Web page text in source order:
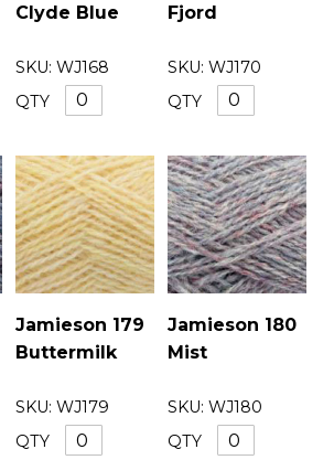
Clyde Blue
SKU: WJ168
QTY
Fjord
SKU: WJ170
QTY
Jamieson 179
Buttermilk
SKU: WJ179
QTY
Jamieson 180
Mist
SKU: WJ180
QTY